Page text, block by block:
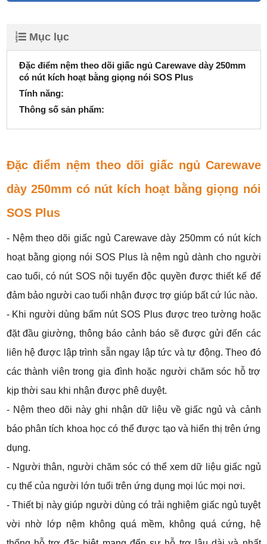
Mục lục
Đặc điểm nệm theo dõi giấc ngủ Carewave dày 250mm
có nút kích hoạt bằng giọng nói SOS Plus
Tính năng:
Thông số sản phẩm:
Đặc điểm nệm theo dõi giấc ngủ Carewave
dày 250mm có nút kích hoạt bằng giọng nói
SOS Plus
- Nệm theo dõi giấc ngủ Carewave dày 250mm có nút kích
hoạt bằng giọng nói SOS Plus là nệm ngủ dành cho người
cao tuổi, có nút SOS nội tuyến độc quyền được thiết kế để
đảm bảo người cao tuổi nhận được trợ giúp bất cứ lúc nào.
- Khi người dùng bấm nút SOS Plus được treo tường hoặc
đặt đầu giường, thông báo cảnh báo sẽ được gửi đến các
liên hệ được lập trình sẵn ngay lập tức và tự động. Theo đó
các thành viên trong gia đình hoặc người chăm sóc hỗ trợ
kịp thời sau khi nhận được phê duyệt.
- Nệm theo dõi này ghi nhận dữ liệu về giấc ngủ và cảnh
báo phân tích khoa học có thể được tạo và hiển thị trên ứng
dụng.
- Người thân, người chăm sóc có thể xem dữ liệu giấc ngủ
cụ thể của người lớn tuổi trên ứng dụng mọi lúc mọi nơi.
- Thiết bị này giúp người dùng có trải nghiệm giấc ngủ tuyệt
vời nhờ lớp nệm không quá mềm, không quá cứng, hệ